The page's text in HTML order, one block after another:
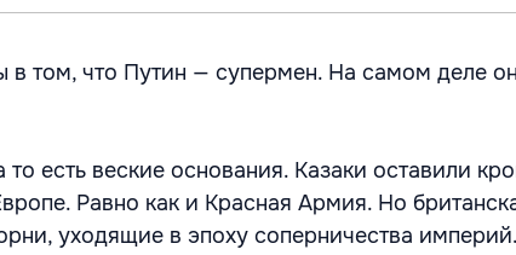
в том, что Путин — супермен. На самом деле он
есть веские основания. Казаки оставили
Равно как и Красная Армия. Но
уходящие в эпоху соперничества империй.